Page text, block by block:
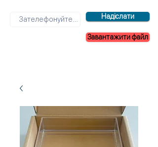
Надіслати
Завантажити файл